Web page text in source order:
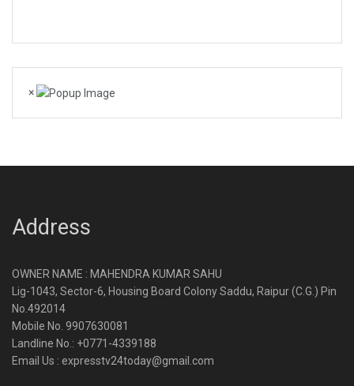
×
Address
OWNER NAME : MAHENDRA KUMAR SAHU
Lig-1043, Sector-6, Housing Board Colony Saddu, Raipur (C.G.) Pin
No.492014
Mobile No. 9907630081
Landline No.: +0771-4339188
Email Us : expresstv24today@gmail.com